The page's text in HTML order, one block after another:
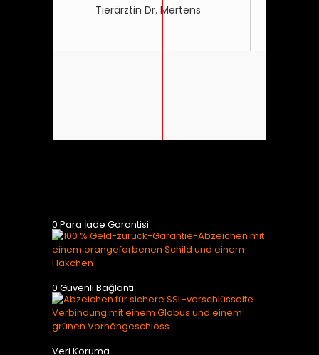
Tierärztin Dr. Mertens
0 Para İade Garantisi
0 Güvenli Bağlantı
Veri Koruma